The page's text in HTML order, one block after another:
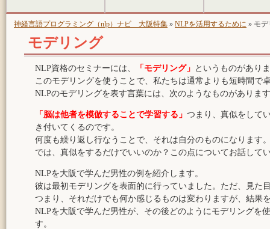
神経言語プログラミング（nlp）ナビ 大阪特集 » NLPを活用するために » モデ
モデリング
NLP資格のセミナーには、 「モデリング」 というものがあり
このモデリングを使うことで、私たちは通常よりも短時間で
NLPのモデリングを表す言葉には、次のようなものがありま
「脳は他者を模倣することで学習する」 つまり、真似をして
き付いてくるのです。
何度も繰り返し行なうことで、それは自分のものになります
では、真似をするだけでいいのか？この点についてお話して
NLPを大阪で学んだ男性の例を紹介します。
彼は最初モデリングを表面的に行っていました。ただ、見た
つまり、それだけでも何か感じるものは変わりますが、結果
NLPを大阪で学んだ男性が、その後どのようにモデリングを
す。